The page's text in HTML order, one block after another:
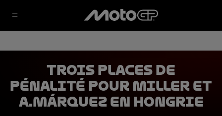
Trois places de
pénalité pour Miller et
A.Márquez en Hongrie